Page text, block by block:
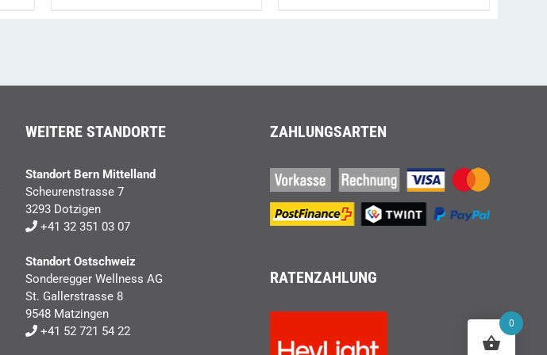
WEITERE STANDORTE
Standort Bern Mittelland
Scheurenstrasse 7
3293 Dotzigen
+41 32 351 03 07
Standort Ostschweiz
Sonderegger Wellness AG
St. Gallerstrasse 8
9548 Matzingen
+41 52 721 54 22
ZAHLUNGSARTEN
RATENZAHLUNG
0